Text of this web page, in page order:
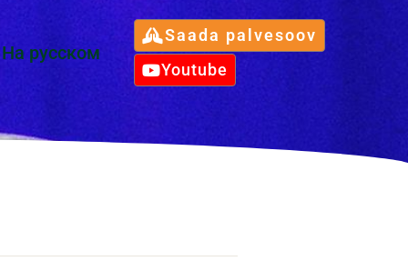
Hа русском
Youtube
Saada palvesoov